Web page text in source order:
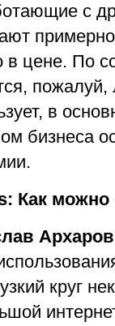
с
в цене. По
в
бизнеса
Как
круг